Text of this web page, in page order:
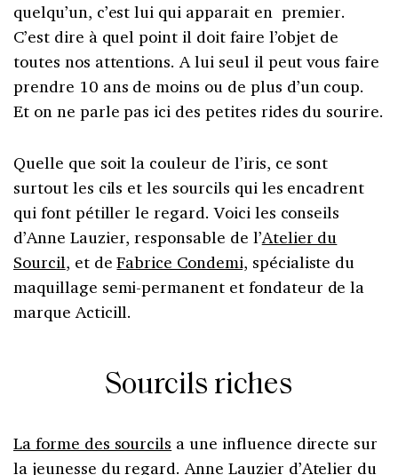
quelqu’un, c’est lui qui apparait en premier.
C’est dire à quel point il doit faire l’objet de
toutes nos attentions. A lui seul il peut vous faire
prendre 10 ans de moins ou de plus d’un coup.
Et on ne parle pas ici des petites rides du sourire.
Quelle que soit la couleur de l’iris, ce sont
surtout les cils et les sourcils qui les encadrent
qui font pétiller le regard. Voici les conseils
d’Anne Lauzier, responsable de l’Atelier du
Sourcil, et deFabrice Condemi, spécialiste du
maquillage semi-permanent et fondateur de la
marque Acticill.
Sourcils riches
La forme des sourcils a une influence directe sur
la jeunesse du regard. Anne Lauzier d’Atelier du